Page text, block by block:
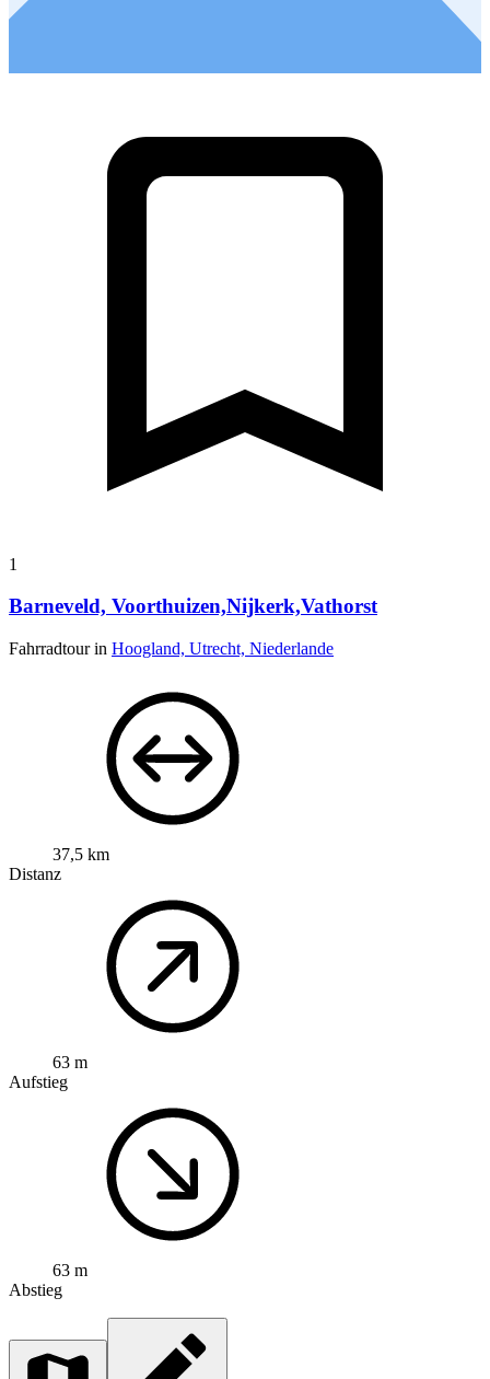
1
Barneveld, Voorthuizen,Nijkerk,Vathorst
Fahrradtour in Hoogland, Utrecht, Niederlande
37,5 km
Distanz
63 m
Aufstieg
63 m
Abstieg